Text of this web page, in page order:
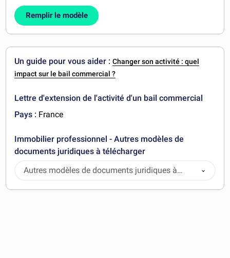
Remplir le modèle
Un guide pour vous aider :Changer son activité : quel
impact sur le bail commercial ?
Lettre d'extension de l'activité d'un bail commercial
Pays : France
Immobilier professionnel - Autres modèles de
documents juridiques à télécharger
Autres modèles de documents juridiques à
télécharger